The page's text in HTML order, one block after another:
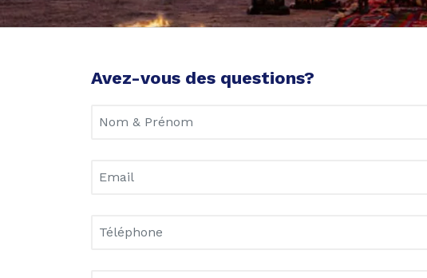
Avez-vous des questions?